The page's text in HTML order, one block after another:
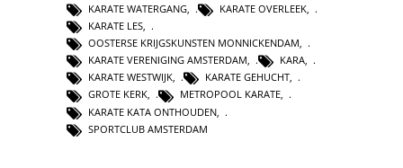
KARATE WATERGANG, KARATE OVERLEEK,
KARATE LES,
OOSTERSE KRIJGSKUNSTEN MONNICKENDAM,
KARATE VERENIGING AMSTERDAM, KARA,
KARATE WESTWIJK, KARATE GEHUCHT,
GROTE KERK, METROPOOL KARATE,
KARATE KATA ONTHOUDEN
SPORTCLUB AMSTERDAM